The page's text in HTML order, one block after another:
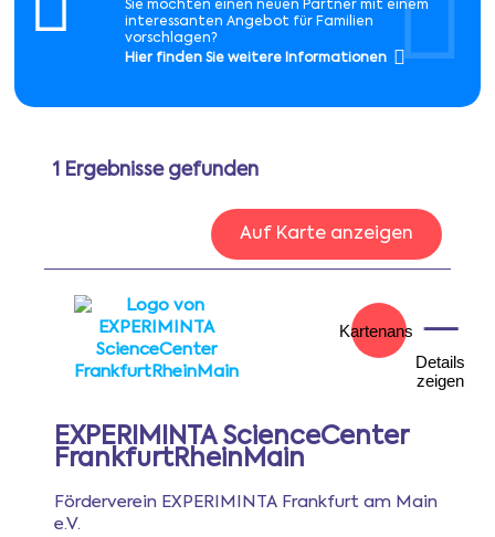
Ferientipps
Sie möchten einen neuen Partner mit einem
interessanten Angebot für Familien
vorschlagen?
Hier finden Sie weitere Informationen
1 Ergebnisse gefunden
Auf Karte anzeigen
EXPERIMINTA ScienceCenter
FrankfurtRheinMain
Förderverein EXPERIMINTA Frankfurt am Main
e.V.
Kartenansicht
Details
zeigen